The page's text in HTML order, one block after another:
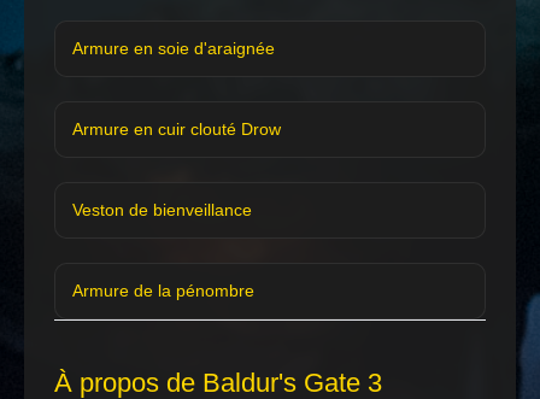
Armure en soie d'araignée
Armure en cuir clouté Drow
Veston de bienveillance
Armure de la pénombre
À propos de Baldur's Gate 3